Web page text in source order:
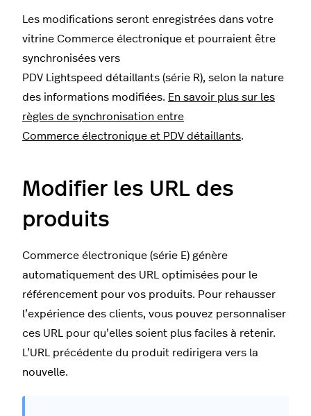
Les modifications seront enregistrées dans votre
vitrine Commerce électronique et pourraient être
synchronisées vers
PDV Lightspeed détaillants (série R), selon la nature
des informations modifiées. En savoir plus sur les
règles de synchronisation entre
Commerce électronique et PDV détaillants.
Modifier les URL des
produits
Commerce électronique (série E) génère
automatiquement des URL optimisées pour le
référencement pour vos produits. Pour rehausser
l’expérience des clients, vous pouvez personnaliser
ces URL pour qu’elles soient plus faciles à retenir.
L’URL précédente du produit redirigera vers la
nouvelle.